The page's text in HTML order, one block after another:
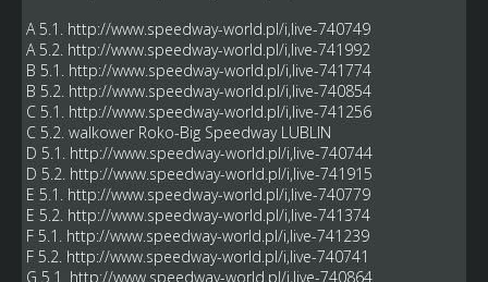
A 5.1. http://www.speedway-world.pl/i,live-740749
A 5.2. http://www.speedway-world.pl/i,live-741992
B 5.1. http://www.speedway-world.pl/i,live-741774
B 5.2. http://www.speedway-world.pl/i,live-740854
C 5.1. http://www.speedway-world.pl/i,live-741256
C 5.2. walkower Roko-Big Speedway LUBLIN
D 5.1. http://www.speedway-world.pl/i,live-740744
D 5.2. http://www.speedway-world.pl/i,live-741915
E 5.1. http://www.speedway-world.pl/i,live-740779
E 5.2. http://www.speedway-world.pl/i,live-741374
F 5.1. http://www.speedway-world.pl/i,live-741239
F 5.2. http://www.speedway-world.pl/i,live-740741
G 5.1. http://www.speedway-world.pl/i,live-740864